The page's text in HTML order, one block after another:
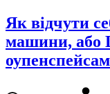
Як відчути
машини, або